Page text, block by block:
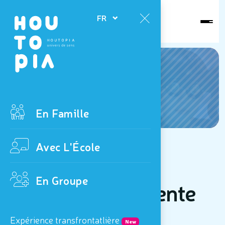
FR
En Famille
Avec L'École
En Groupe
Expérience transfrontatlière New
Ouvert
aujourd'hui
Vacances de détente